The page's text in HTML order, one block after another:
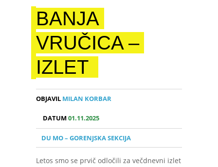
BANJA
VRUČICA –
IZLET
OBJAVIL MILAN KORBAR
DATUM01.11.2025
DU MO – GORENJSKA SEKCIJA
Letos smo se prvič odločili za večdnevni izlet